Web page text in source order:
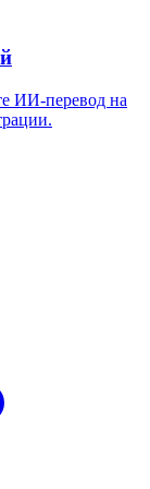
ИИ-перевод на